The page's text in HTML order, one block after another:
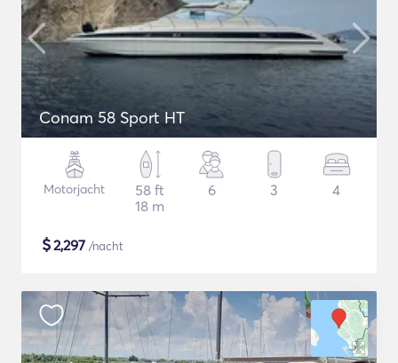
Conam 58 Sport HT
Motorjacht
58 ft
18 m
6 3 4
$2,297 /nacht